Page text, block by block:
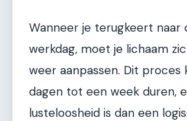
Wanneer je terugkeert naar
werkdag, moet je lichaam
weer aanpassen. Dit proces
dagen tot een week duren,
lusteloosheid is dan een